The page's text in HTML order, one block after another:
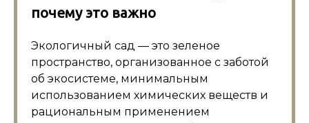
почему это важно
Экологичный сад — это зеленое
пространство, организованное с заботой
об экосистеме, минимальным
использованием химических веществ и
рациональным применением